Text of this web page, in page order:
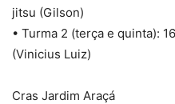
jitsu (Gilson)
• Turma 2 (terça e quinta):
(Vinicius Luiz)
Cras Jardim Araçá